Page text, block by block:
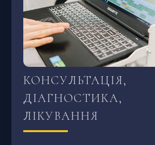
отримаєте чудовий результат!
Здорова та красива усмішка
впевненості у собі та покращить
вашого життя.
КОНСУЛЬТАЦІЯ,
ДІАГНОСТИКА,
ЛІКУВАННЯ